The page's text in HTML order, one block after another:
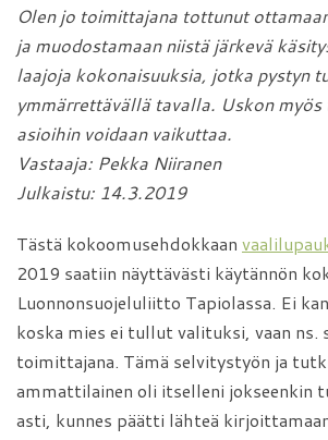
Olen jo toimittajana tottunut
ja muodostamaan niistä järkevä
laajoja kokonaisuuksia, jotka pystyn
ymmärrettävällä tavalla. Uskon
asioihin voidaan vaikuttaa.
Vastaaja: Pekka Niiranen
Julkaistu: 14.3.2019
Tästä kokoomusehdokkaan
2019 saatiin näyttävästi käytännön
Luonnonsuojeluliitto Tapiolassa. Ei
koska mies ei tullut valituksi, vaan ns.
toimittajana. Tämä selvitystyön ja
ammattilainen oli itselleni jokseenkin
asti, kunnes päätti lähteä